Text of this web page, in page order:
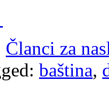
Članci za
baština,